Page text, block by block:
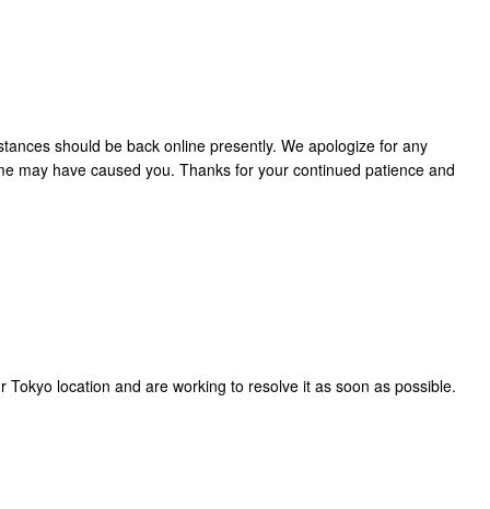
should be back online presently. We apologize for any
may have caused you. Thanks for your continued patience and
Tokyo location and are working to resolve it as soon as possible.